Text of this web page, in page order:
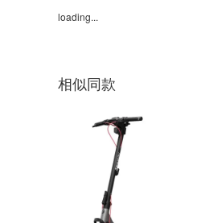
loading...
相似同款